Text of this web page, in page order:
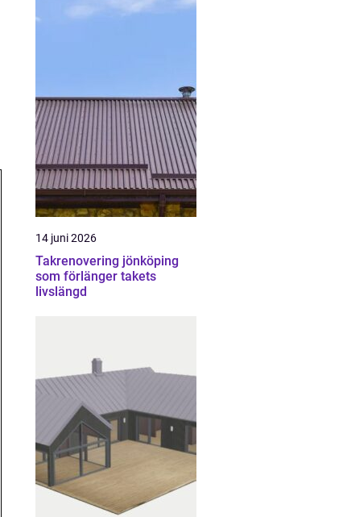
14 juni 2026
Takrenovering jönköping
som förlänger takets
livslängd